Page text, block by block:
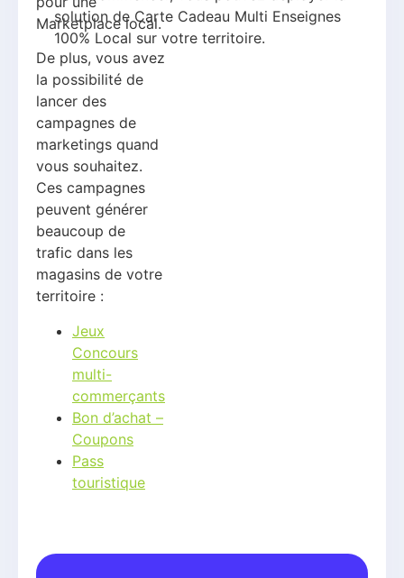
solution de Carte Cadeau Multi Enseignes
100% Local sur votre territoire.
Marketplace local.
De plus, vous avez
la possibilité de
lancer des
campagnes de
marketings quand
vous souhaitez.
Ces campagnes
peuvent générer
beaucoup de
trafic dans les
magasins de votre
territoire :
Jeux
Concours
multi-
commerçants
Bon d’achat –
Coupons
Pass
touristique